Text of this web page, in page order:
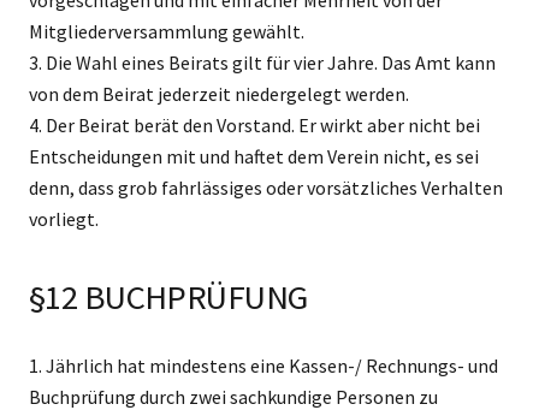
Mitgliederversammlung gewählt.
3. Die Wahl eines Beirats gilt für vier Jahre. Das Amt kann
von dem Beirat jederzeit niedergelegt werden.
4. Der Beirat berät den Vorstand. Er wirkt aber nicht bei
Entscheidungen mit und haftet dem Verein nicht, es sei
denn, dass grob fahrlässiges oder vorsätzliches Verhalten
vorliegt.
§12 BUCHPRÜFUNG
1. Jährlich hat mindestens eine Kassen-/ Rechnungs- und
Buchprüfung durch zwei sachkundige Personen zu